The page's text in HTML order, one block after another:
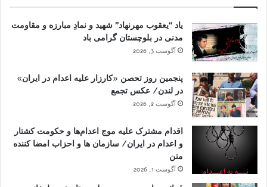
یاد “یعقوب مهرنهاد” شهید و نمادِ مبارزه و مقاومت
مدنی در بلوچستان گرامی باد
آگوست 3, 2026
پنجمین روز تحصن «کارزار علیه اعدام در ایران»
در لندن/ عکس تجمع
آگوست 2, 2026
اقدام مشترک علیه موج اعدام‌ها و حکومت کشتار
و اعدام در ایران/ سازمان ها و احزاب امضا کننده
متن
آگوست 1, 2026